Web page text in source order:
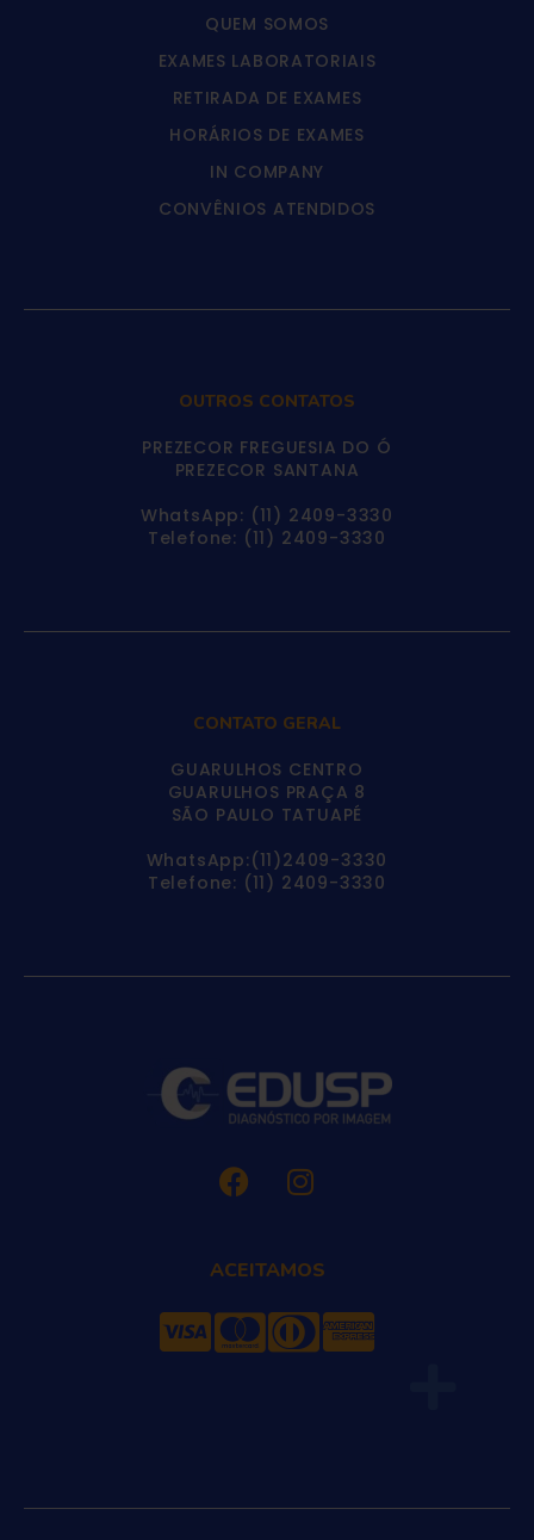
ACEITAMOS
CONTATO GERAL
GUARULHOS CENTRO
GUARULHOS PRAÇA 8
SÃO PAULO TATUAPÉ
WhatsApp:(11)2409-3330
Telefone: (11) 2409-3330
OUTROS CONTATOS
PREZECOR FREGUESIA DO Ó
PREZECOR SANTANA
WhatsApp: (11) 2409-3330
Telefone: (11) 2409-3330
QUEM SOMOS
EXAMES LABORATORIAIS
RETIRADA DE EXAMES
HORÁRIOS DE EXAMES
IN COMPANY
CONVÊNIOS ATENDIDOS